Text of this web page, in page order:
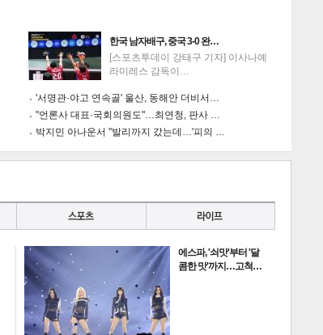
한국 남자배구, 중국 3-0 완…
[스포츠투데이 강태구 기자] 이사나예
라미레스 감독이…
'서명관·야고 연속골' 울산, 동해안 더비서…
"언론사 대표·국회의원도"…최연청, 판사 …
박지민 아나운서 "발리까지 갔는데…'피의 …
에스파, '쇠맛'부터 '달
콤한 맛'까지…고척…